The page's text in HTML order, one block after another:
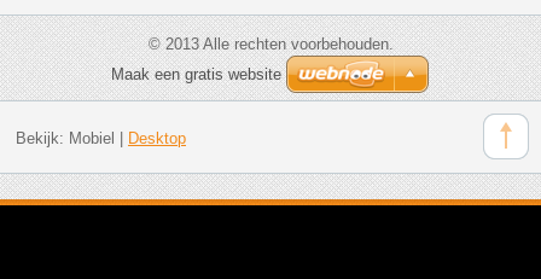
© 2013 Alle rechten voorbehouden.
Maak een gratis website
Bekijk: Mobiel Desktop